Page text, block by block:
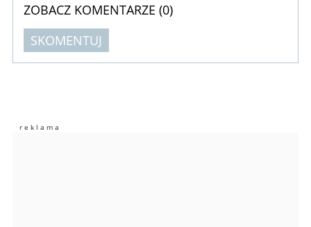
ZOBACZ KOMENTARZE (0)
SKOMENTUJ
Imię (Wymagane)